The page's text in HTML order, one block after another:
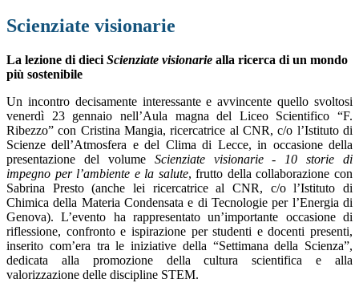
Scienziate visionarie
La lezione di dieci Scienziate visionarie alla ricerca di un mondo
più sostenibile
Un incontro decisamente interessante e avvincente quello svoltosi
venerdì 23 gennaio nell’Aula magna del Liceo Scientifico “F.
Ribezzo” con Cristina Mangia,ricercatrice al CNR, c/o l’Istituto di
Scienze dell’Atmosfera e del Clima di Lecce, in occasione della
presentazione del volume Scienziate visionarie - 10 storie di
impegno per l’ambiente e la salute, frutto della collaborazione con
Sabrina Presto (anche lei ricercatrice al CNR, c/o l’Istituto di
Chimica della Materia Condensata e di Tecnologie per l’Energia di
Genova).L’evento ha rappresentato un’importante occasione di
riflessione, confronto e ispirazione per studenti e docenti presenti,
inserito com’era tra le iniziative della “Settimana della Scienza”,
dedicata alla promozione della cultura scientifica e alla
valorizzazione delle discipline STEM.